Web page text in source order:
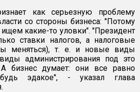
как серьезную проблему
со стороны бизнеса: "Потому
ищем какие-то уловки". "Президент
ставки налогов, а налоговые
меняться), т. е. и новые виды
администрирования под это
бизнес думает: они все равно
эдакое", - указал глава